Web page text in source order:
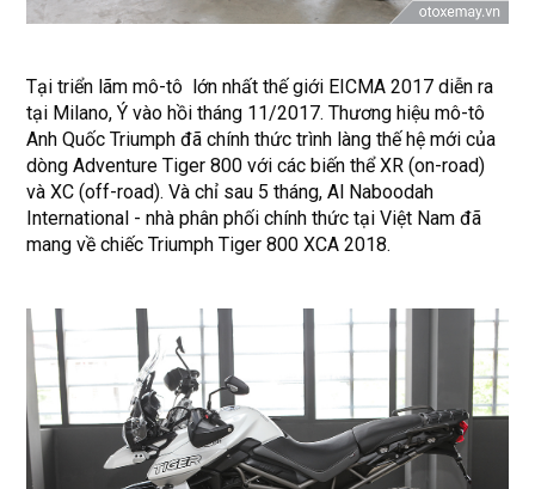
Tại triển lãm mô-tô lớn nhất thế giới EICMA 2017 diễn ra
tại Milano, Ý vào hồi tháng 11/2017. Thương hiệu mô-tô
Anh Quốc Triumph đã chính thức trình làng thế hệ mới của
dòng Adventure Tiger 800 với các biến thể XR (on-road)
và XC (off-road). Và chỉ sau 5 tháng, Al Naboodah
International - nhà phân phối chính thức tại Việt Nam đã
mang về chiếc Triumph Tiger 800 XCA 2018.